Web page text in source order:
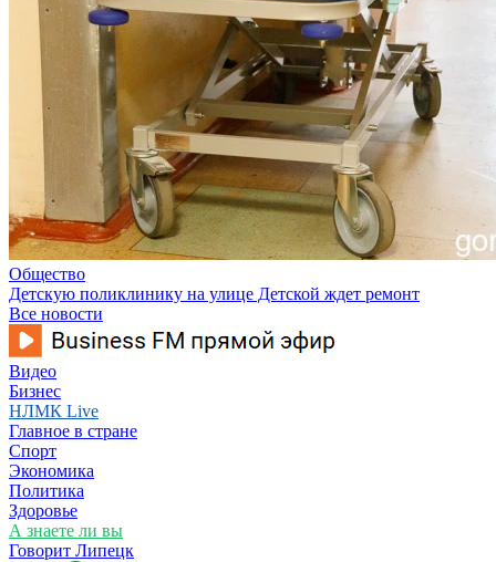
Общество
Детскую поликлинику на улице Детской ждет ремонт
Все новости
Видео
Бизнес
НЛМК Live
Главное в стране
Спорт
Экономика
Политика
Здоровье
А знаете ли вы
Говорит Липецк